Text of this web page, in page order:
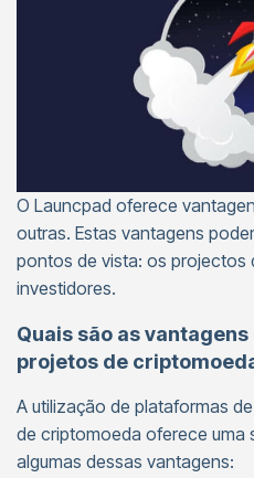
O Launcpad oferece
outras. Estas vantagens
pontos de vista: os projectos
investidores.
Quais são as
projetos de
A utilização de plataformas
de criptomoeda oferece uma
algumas dessas vantagens: